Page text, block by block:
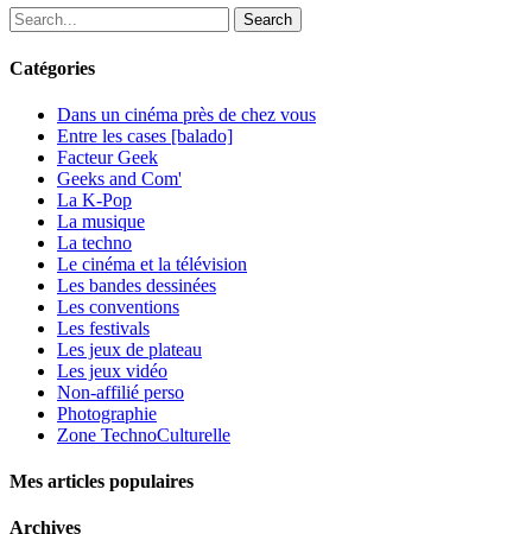
Search
Catégories
Dans un cinéma près de chez vous
Entre les cases [balado]
Facteur Geek
Geeks and Com'
La K-Pop
La musique
La techno
Le cinéma et la télévision
Les bandes dessinées
Les conventions
Les festivals
Les jeux de plateau
Les jeux vidéo
Non-affilié perso
Photographie
Zone TechnoCulturelle
Mes articles populaires
Archives